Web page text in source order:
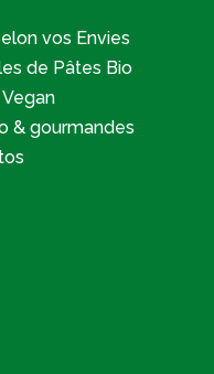
vos Envies
de Pâtes Bio
& gourmandes